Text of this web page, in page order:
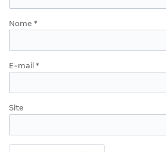
Nome *
E-mail *
Site